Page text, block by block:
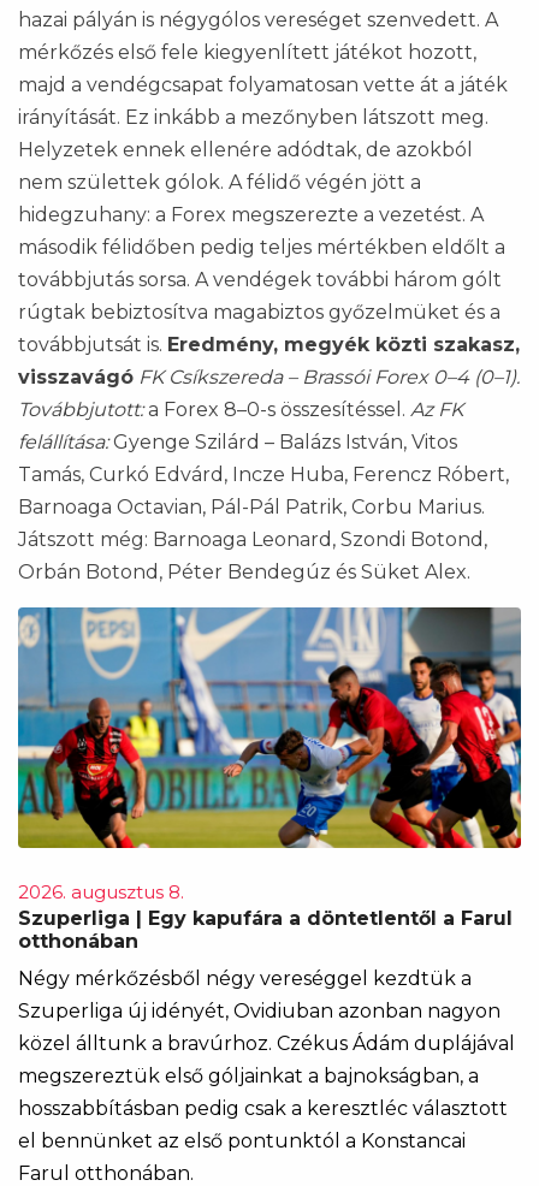
hazai pályán is négygólos vereséget szenvedett. A
mérkőzés első fele kiegyenlített játékot hozott,
majd a vendégcsapat folyamatosan vette át a játék
irányítását. Ez inkább a mezőnyben látszott meg.
Helyzetek ennek ellenére adódtak, de azokból
nem születtek gólok. A félidő végén jött a
hidegzuhany: a Forex megszerezte a vezetést. A
második félidőben pedig teljes mértékben eldőlt a
továbbjutás sorsa. A vendégek további három gólt
rúgtak bebiztosítva magabiztos győzelmüket és a
továbbjutsát is. Eredmény, megyék közti szakasz,
visszavágó FK Csíkszereda – Brassói Forex 0–4 (0–1).
Továbbjutott:a Forex 8–0-s összesítéssel. Az FK
felállítása:Gyenge Szilárd – Balázs István, Vitos
Tamás, Curkó Edvárd, Incze Huba, Ferencz Róbert,
Barnoaga Octavian, Pál-Pál Patrik, Corbu Marius.
Játszott még: Barnoaga Leonard, Szondi Botond,
Orbán Botond, Péter Bendegúz és Süket Alex.
2026. augusztus 8.
Szuperliga | Egy kapufára a döntetlentől a Farul
otthonában
Négy mérkőzésből négy vereséggel kezdtük a
Szuperliga új idényét, Ovidiuban azonban nagyon
közel álltunk a bravúrhoz. Czékus Ádám duplájával
megszereztük első góljainkat a bajnokságban, a
hosszabbításban pedig csak a keresztléc választott
el bennünket az első pontunktól a Konstancai
Farul otthonában.